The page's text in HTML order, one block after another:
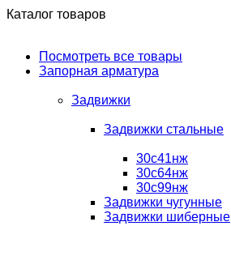
Каталог товаров
Посмотреть все товары
Запорная арматура
Задвижки
Задвижки стальные
30с41нж
30с64нж
30с99нж
Задвижки чугунные
Задвижки шиберные